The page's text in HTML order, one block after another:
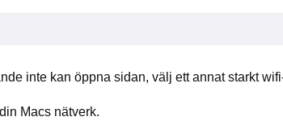
inte kan öppna sidan, välj ett annat starkt
Macs nätverk.